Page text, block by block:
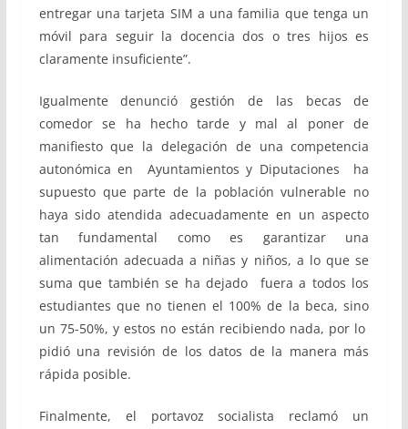
entregar una tarjeta SIM a una familia que tenga un
móvil para seguir la docencia dos o tres hijos es
claramente insuficiente”.
Igualmente denunció gestión de las becas de
comedor se ha hecho tarde y mal al poner de
manifiesto que la delegación de una competencia
autonómica en Ayuntamientos y Diputaciones ha
supuesto que parte de la población vulnerable no
haya sido atendida adecuadamente en un aspecto
tan fundamental como es garantizar una
alimentación adecuada a niñas y niños, a lo que se
suma que también se ha dejado fuera a todos los
estudiantes que no tienen el 100% de la beca, sino
un 75-50%, y estos no están recibiendo nada, por lo
pidió una revisión de los datos de la manera más
rápida posible.
Finalmente, el portavoz socialista reclamó un